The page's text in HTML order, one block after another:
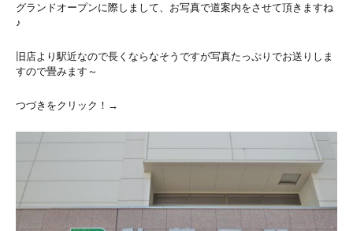
グランドオープンに際しまして、お写真で道案内をさせて頂きますね
♪
旧店より駅近なので長くならなそうですが写真たっぷりでお送りしま
すので畳みます～
つづきをクリック！→